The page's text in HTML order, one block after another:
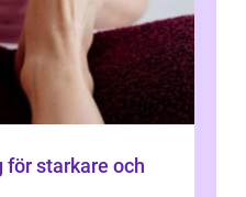
för starkare och